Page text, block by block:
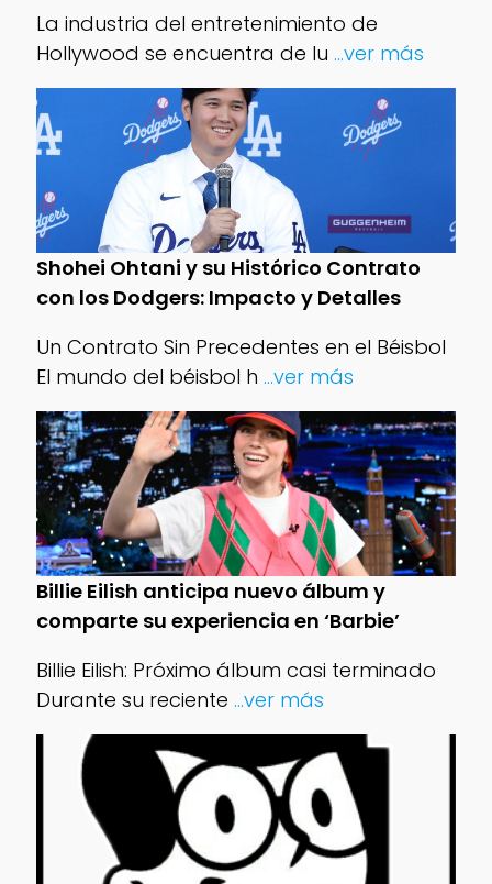
La industria del entretenimiento de
Hollywood se encuentra de lu ...ver más
Shohei Ohtani y su Histórico Contrato
con los Dodgers: Impacto y Detalles
Un Contrato Sin Precedentes en el Béisbol
El mundo del béisbol h ...ver más
Billie Eilish anticipa nuevo álbum y
comparte su experiencia en ‘Barbie’
Billie Eilish: Próximo álbum casi terminado
Durante su reciente ...ver más